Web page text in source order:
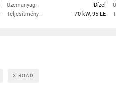
Üzemanyag:
Dízel
Teljesítmény:
70 kW, 95 LE
X-ROAD